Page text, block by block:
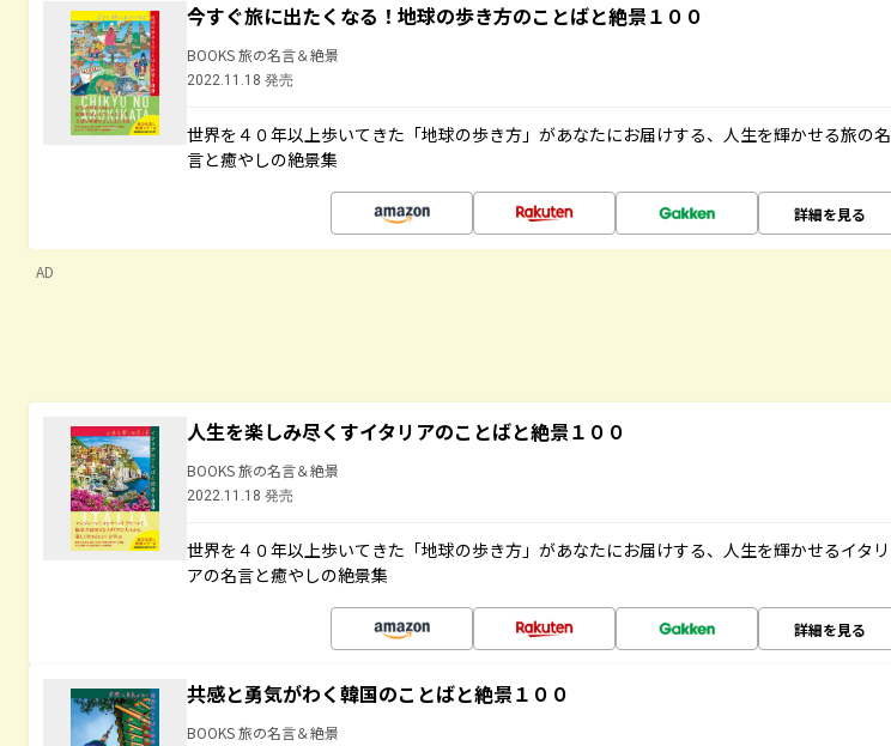
今すぐ旅に出たくなる！地球の歩き方のことばと絶景１００
BOOKS 旅の名言＆絶景
2022.11.18 発売
世界を４０年以上歩いてきた「地球の歩き方」があなたにお届けする、人生を輝かせる旅の名
言と癒やしの絶景集
詳細を見る
AD
人生を楽しみ尽くすイタリアのことばと絶景１００
BOOKS 旅の名言＆絶景
2022.11.18 発売
世界を４０年以上歩いてきた「地球の歩き方」があなたにお届けする、人生を輝かせるイタリ
アの名言と癒やしの絶景集
詳細を見る
共感と勇気がわく韓国のことばと絶景１００
BOOKS 旅の名言＆絶景